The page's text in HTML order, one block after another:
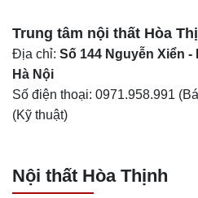
Trung tâm nội thất Hòa
Địa chỉ: Số 144 Nguyễn Xiển
Hà Nội
Số điện thoại: 0971.958.991
(Kỹ thuật)
Nội thất Hòa Thịnh